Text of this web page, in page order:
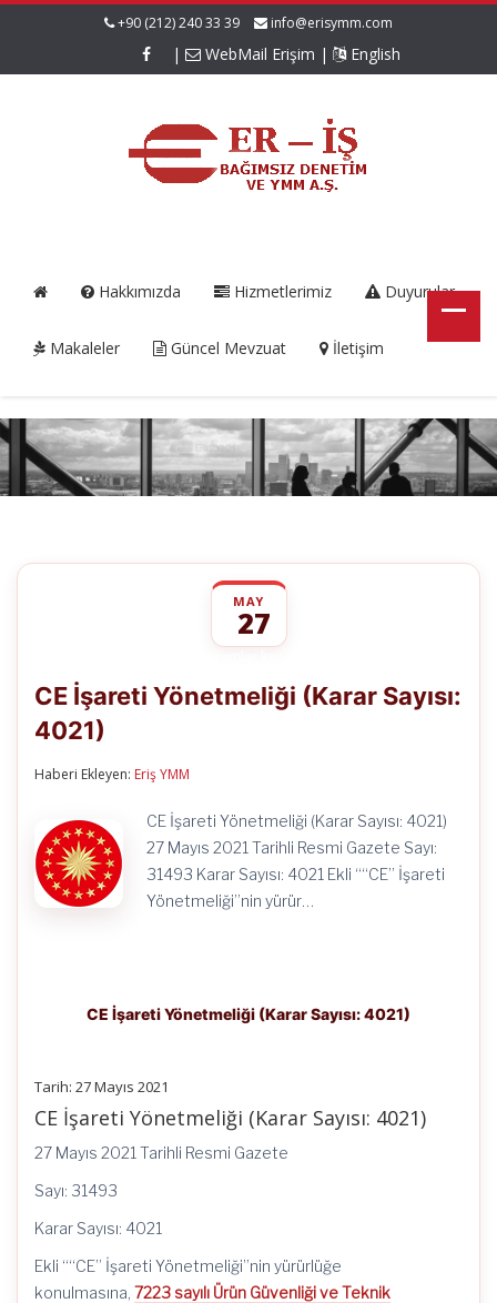
+90 (212) 240 33 39 info@erisymm.com
| WebMail Erişim | English
Hakkımızda Hizmetlerimiz Duyurular
Makaleler Güncel Mevzuat İletişim
MAY
27
Yönetmeliği
(Karar
CE İşareti Yönetmeliği (Karar Sayısı:
4021)
Haberi Ekleyen: Eriş YMM
CE İşareti Yönetmeliği (Karar Sayısı: 4021)
27 Mayıs 2021 Tarihli Resmi Gazete Sayı:
31493 Karar Sayısı: 4021 Ekli ““CE” İşareti
Yönetmeliği”nin yürür…
CE İşareti Yönetmeliği (Karar Sayısı: 4021)
Tarih: 27 Mayıs 2021
CE İşareti Yönetmeliği (Karar Sayısı: 4021)
27 Mayıs 2021 Tarihli Resmi Gazete
Sayı: 31493
Karar Sayısı: 4021
Ekli ““CE” İşareti Yönetmeliği”nin yürürlüğe
konulmasına, 7223 sayılı Ürün Güvenliği ve Teknik